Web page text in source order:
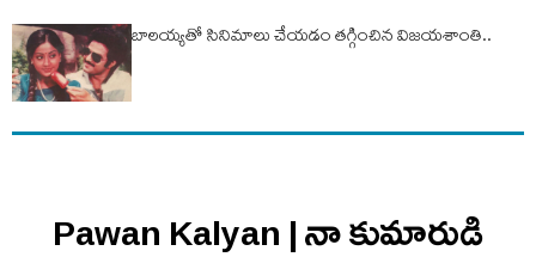
బాల‌య్య‌తో సినిమాలు చేయ‌డం త‌గ్గించిన విజ‌య‌శాంతి..
Pawan Kalyan | నా కుమారుడి